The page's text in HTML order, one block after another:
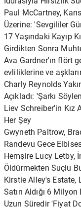
Paul McCartney,
Üzerine: 'Sevgililer
17 Yaşındaki Kayıp
Girdikten Sonra
Ava Gardner'ın flört
evliliklerine ve
Charly Reynolds
Açıkladı: 'Şarkı
Liev Schreiber'in Kız
Her Şey
Gwyneth Paltrow,
Randevu Gece
Hemşire Lucy Letby,
Öldürmekten Suçlu
Kirstie Alley's Estate,
Satın Aldığı 6
Uzun Süredir 'Fiyat